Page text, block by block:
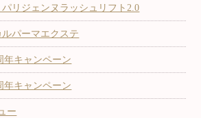
リジェンヌラッシュリフト2.0
パーマエクステ
年キャンペーン
年キャンペーン
ー